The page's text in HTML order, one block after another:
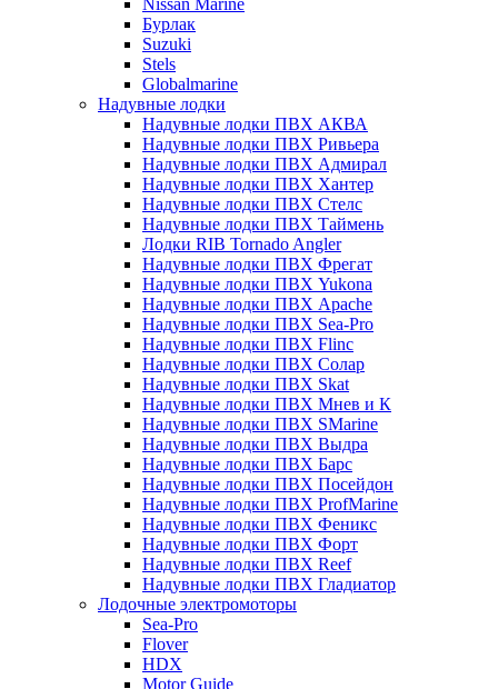
Nissan Marine
Бурлак
Suzuki
Stels
Globalmarine
Надувные лодки
Надувные лодки ПВХ АКВА
Надувные лодки ПВХ Ривьера
Надувные лодки ПВХ Адмирал
Надувные лодки ПВХ Хантер
Надувные лодки ПВХ Стелс
Надувные лодки ПВХ Таймень
Лодки RIB Tornado Angler
Надувные лодки ПВХ Фрегат
Надувные лодки ПВХ Yukona
Надувные лодки ПВХ Apache
Надувные лодки ПВХ Sea-Pro
Надувные лодки ПВХ Flinc
Надувные лодки ПВХ Солар
Надувные лодки ПВХ Skat
Надувные лодки ПВХ Мнев и К
Надувные лодки ПВХ SMarine
Надувные лодки ПВХ Выдра
Надувные лодки ПВХ Барс
Надувные лодки ПВХ Посейдон
Надувные лодки ПВХ ProfMarine
Надувные лодки ПВХ Феникс
Надувные лодки ПВХ Форт
Надувные лодки ПВХ Reef
Надувные лодки ПВХ Гладиатор
Лодочные электромоторы
Sea-Pro
Flover
HDX
Motor Guide